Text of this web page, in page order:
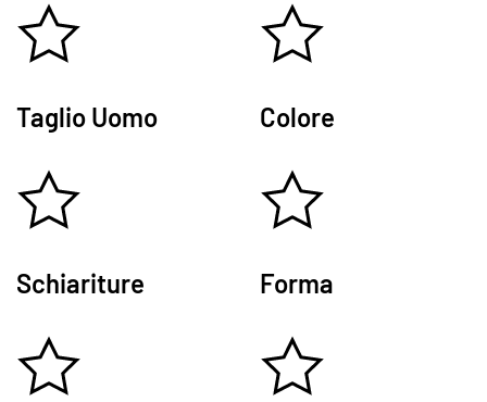
Taglio Uomo Colore
Schiariture Forma